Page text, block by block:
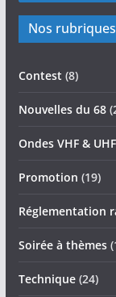
Nos rubriques
Contest (8)
Nouvelles du 68
Ondes VHF & UHF
Promotion (19)
Réglementation
Soirée à thèmes
Technique(24)